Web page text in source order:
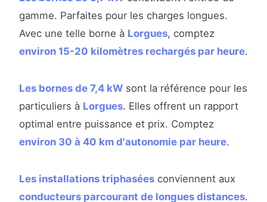
gamme. Parfaites pour les charges longues.
Avec une telle borne à Lorgues, comptez
environ 15-20 kilomètres rechargés par heure.
Les bornes de 7,4 kW sont la référence pour les
particuliers à Lorgues. Elles offrent un rapport
optimal entre puissance et prix. Comptez
environ 30 à 40 km d'autonomie par heure.
Les installations triphasées conviennent aux
conducteurs parcourant de longues distances.